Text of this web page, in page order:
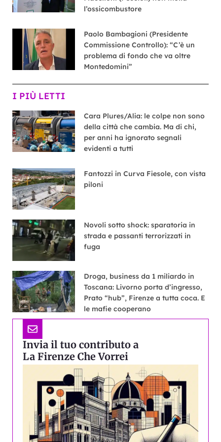
l’ossicombustore
Paolo Bambagioni (Presidente
Commissione Controllo): “C’è un
problema di fondo che va oltre
Montedomini”
I PIÙ LETTI
Cara Plures/Alia: le colpe non sono
della città che cambia. Ma di chi,
per anni ha ignorato segnali
evidenti a tutti
Fantozzi in Curva Fiesole, con vista
piloni
Novoli sotto shock: sparatoria in
strada e passanti terrorizzati in
fuga
Droga, business da 1 miliardo in
Toscana: Livorno porta d’ingresso,
Prato “hub”, Firenze a tutta coca. E
le mafie cooperano
Invia il tuo contributo a
La Firenze Che Vorrei